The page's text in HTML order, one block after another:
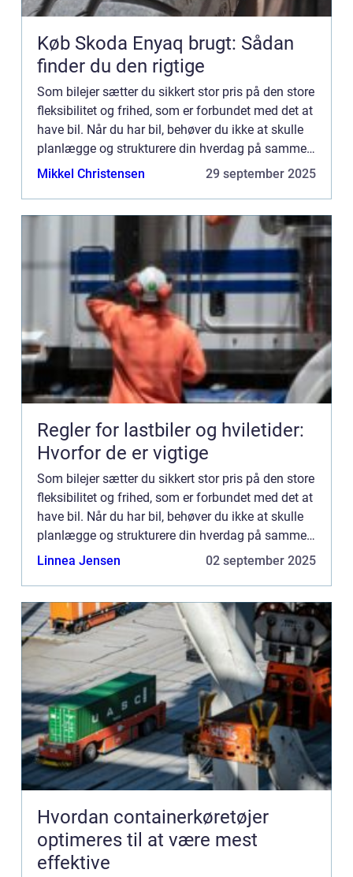
Køb Skoda Enyaq brugt: Sådan
finder du den rigtige
Som bilejer sætter du sikkert stor pris på den store
fleksibilitet og frihed, som er forbundet med det at
have bil. Når du har bil, behøver du ikke at skulle
planlægge og strukturere din hverdag på samme
måde, som når du skal køre med offentlig trans...
Mikkel Christensen 29 september 2025
Regler for lastbiler og hviletider:
Hvorfor de er vigtige
Som bilejer sætter du sikkert stor pris på den store
fleksibilitet og frihed, som er forbundet med det at
have bil. Når du har bil, behøver du ikke at skulle
planlægge og strukturere din hverdag på samme
måde, som når du skal køre med offentlig trans...
Linnea Jensen 02 september 2025
Hvordan containerkøretøjer
optimeres til at være mest
effektive